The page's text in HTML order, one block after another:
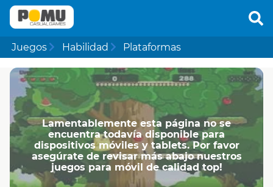
Juegos Habilidad Plataformas
Lamentablemente esta página no se
encuentra todavía disponible para
dispositivos móviles y tablets. Por favor
asegúrate de revisar más abajo nuestros
juegos para móvil de calidad top!